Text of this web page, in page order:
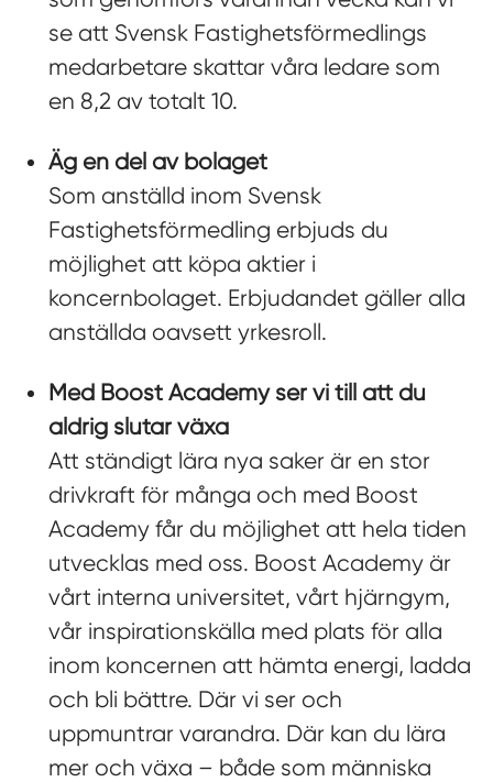
se att Svensk Fastighetsförmedlings
medarbetare skattar våra ledare som
en 8,2 av totalt 10.
Äg en del av bolaget
Som anställd inom Svensk
Fastighetsförmedling erbjuds du
möjlighet att köpa aktier i
koncernbolaget. Erbjudandet gäller alla
anställda oavsett yrkesroll.
Med Boost Academy ser vi till att du
aldrig slutar växa
Att ständigt lära nya saker är en stor
drivkraft för många och med Boost
Academy får du möjlighet att hela tiden
utvecklas med oss. Boost Academy är
vårt interna universitet, vårt hjärngym,
vår inspirationskälla med plats för alla
inom koncernen att hämta energi, ladda
och bli bättre. Där vi ser och
uppmuntrar varandra. Där kan du lära
mer och växa – både som människa